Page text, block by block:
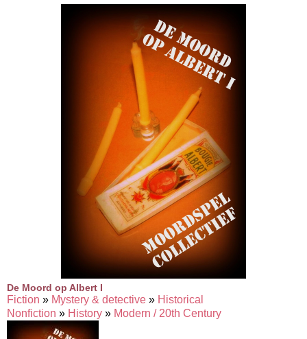
De Moord op Albert I
Fiction » Mystery & detective » Historical
Nonfiction » History » Modern / 20th Century